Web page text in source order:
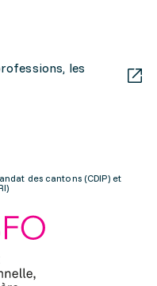
les
des cantons (CDIP) et